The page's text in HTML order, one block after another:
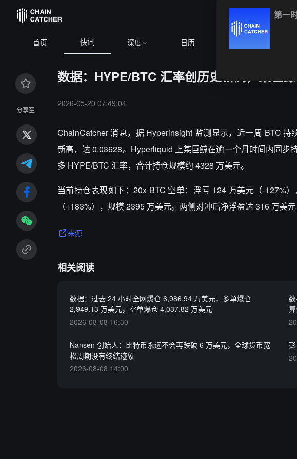
首页 快讯 深度 日历
分享至
数据：HYPE/BTC 汇率创历史新高，某巨
2026-05-20 07:49:04
ChainCatcher 消息，据 Hyperinsight 监测显示，近一周 BTC
新高，达 0.03628。Hyperliquid 上某巨鲸在逾一个月时间内同
多 HYPE/BTC 汇率，合计持仓规模约 4328 万美元。
当前持仓表现如下：20x BTC 空单：浮亏 124 万美元（-127%
（+183%），规模 2395 万美元。两侧对冲后净浮盈达 316 万美
来源
相关阅读
数据：过去 24 小时全网爆仓 6,986.94 万美元，多单爆仓
2,949.13 万美元，空单爆仓 4,037.82 万美元
2026-08-08 16:30
Nansen 创始人：比特币永远不会再跌破 6 万美元，全球货币宽
松周期没有终结迹象
2026-08-08 14:00
第一